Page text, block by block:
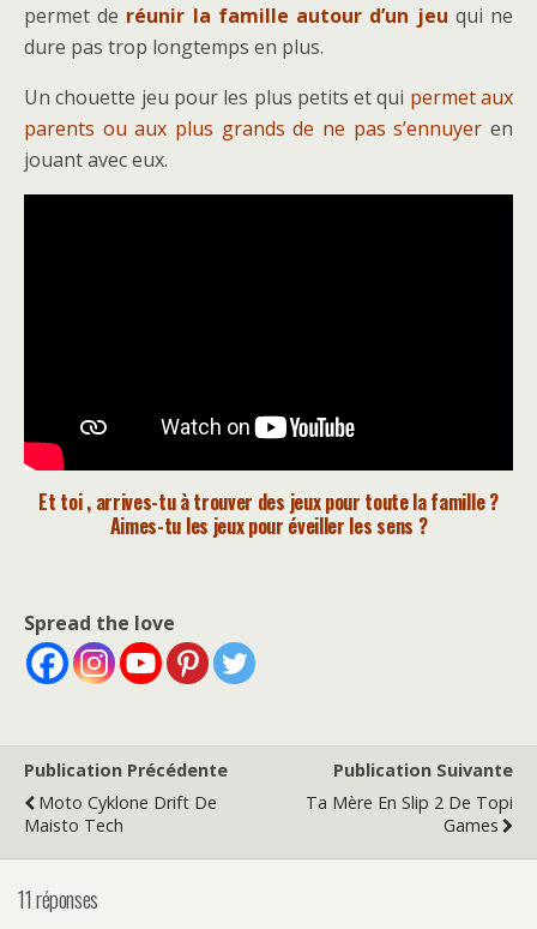
permet de réunir la famille autour d’un jeu qui ne
dure pas trop longtemps en plus.
Un chouette jeu pour les plus petits et qui permet aux
parents ou aux plus grands de ne pas s’ennuyer en
jouant avec eux.
Et toi , arrives-tu à trouver des jeux pour toute la famille ?
Aimes-tu les jeux pour éveiller les sens ?
Spread the love
Publication Précédente
Moto Cyklone Drift De
Maisto Tech
Publication Suivante
Ta Mère En Slip 2 De Topi
Games
11 réponses